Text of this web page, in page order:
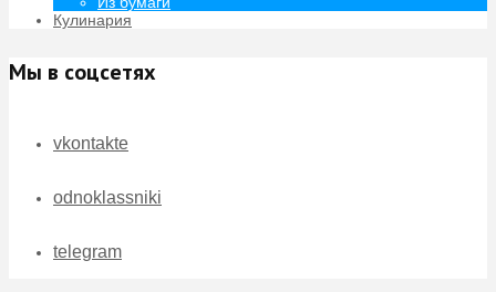
Кулинария
Мы в соцсетях
vkontakte
odnoklassniki
telegram